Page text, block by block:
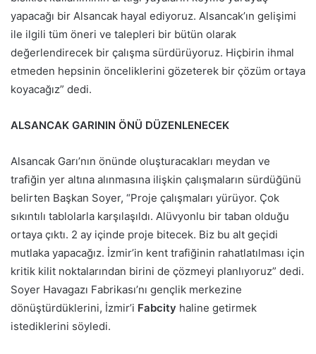
yapacağı bir Alsancak hayal ediyoruz. Alsancak’ın gelişimi
ile ilgili tüm öneri ve talepleri bir bütün olarak
değerlendirecek bir çalışma sürdürüyoruz. Hiçbirin ihmal
etmeden hepsinin önceliklerini gözeterek bir çözüm ortaya
koyacağız” dedi.
ALSANCAK GARININ ÖNÜ DÜZENLENECEK
Alsancak Garı’nın önünde oluşturacakları meydan ve
trafiğin yer altına alınmasına ilişkin çalışmaların sürdüğünü
belirten Başkan Soyer, “Proje çalışmaları yürüyor. Çok
sıkıntılı tablolarla karşılaşıldı. Alüvyonlu bir taban olduğu
ortaya çıktı. 2 ay içinde proje bitecek. Biz bu alt geçidi
mutlaka yapacağız. İzmir’in kent trafiğinin rahatlatılması için
kritik kilit noktalarından birini de çözmeyi planlıyoruz” dedi.
Soyer Havagazı Fabrikası’nı gençlik merkezine
dönüştürdüklerini, İzmir’i Fabcity haline getirmek
istediklerini söyledi.